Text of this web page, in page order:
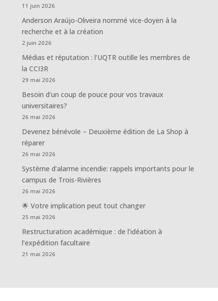
11 juin 2026
Anderson Araújo-Oliveira nommé vice-doyen à la
recherche et à la création
2 juin 2026
Médias et réputation : l’UQTR outille les membres de
la CCI3R
29 mai 2026
Besoin d’un coup de pouce pour vos travaux
universitaires?
26 mai 2026
Devenez bénévole – Deuxième édition de La Shop à
réparer
26 mai 2026
Système d’alarme incendie: rappels importants pour le
campus de Trois-Rivières
26 mai 2026
🌟 Votre implication peut tout changer
25 mai 2026
Restructuration académique : de l’idéation à
l’expédition facultaire
21 mai 2026